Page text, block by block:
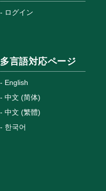
ログイン
多言語対応ページ
English
中文 (简体)
中文 (繁體)
한국어